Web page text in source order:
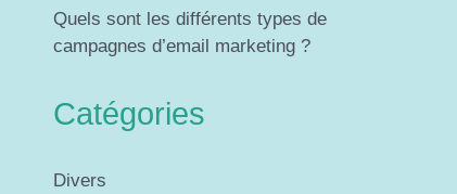
Quels sont les différents types de
campagnes d’email marketing ?
Catégories
Divers